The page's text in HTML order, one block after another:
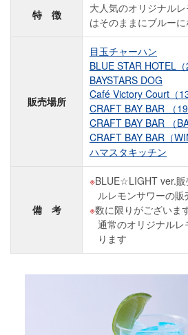
特 徴
大人気のオリジナル
はそのままにブルーに
販売場所
目玉チャーハン
BLUE STAR HOTEL（
BAYSTARS DOG
Café Victory Court（
CRAFT BAY BAR （19
CRAFT BAY BAR （
CRAFT BAY BAR（
ハマスタキッチン
備 考
BLUE☆LIGHT ver.
ルレモンサワーの
数に限りがございま
通常のオリジナル
ります